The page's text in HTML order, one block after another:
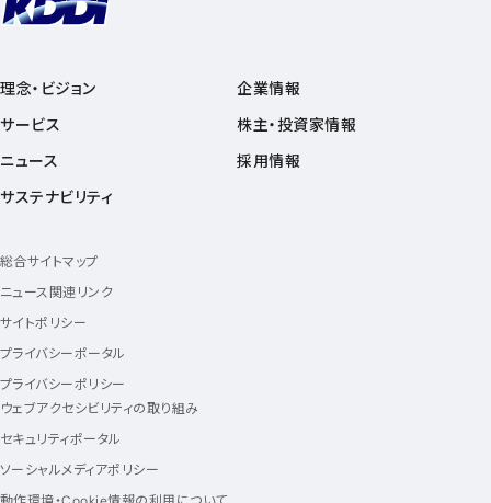
理念・ビジョン
サービス
ニュース
サステナビリティ
企業情報
株主・投資家情報
採用情報
総合サイトマップ
ニュース関連リンク
サイトポリシー
プライバシーポータル
プライバシーポリシー
ウェブアクセシビリティの取り組み
セキュリティポータル
ソーシャルメディアポリシー